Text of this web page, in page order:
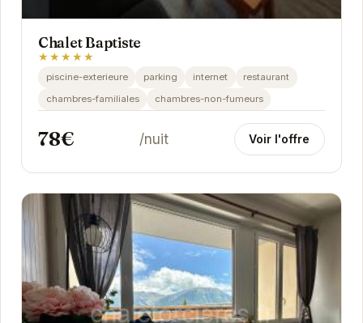
Chalet Baptiste
★★★★★
piscine-exterieure parking internet
restaurant
chambres-familiales
chambres-non-fumeurs
78€ /nuit Voir l'offre